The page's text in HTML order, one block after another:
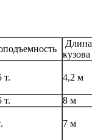
Длина
кузова
т. 4,2 м
т. 8 м
7 м